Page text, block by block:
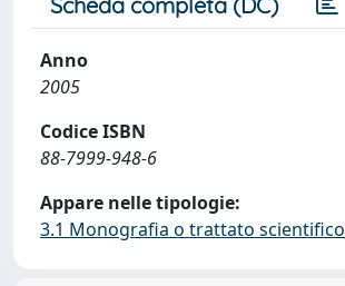
Anno
2005
Codice ISBN
88-7999-948-6
Appare nelle tipologie:
3.1 Monografia o trattato scientifico